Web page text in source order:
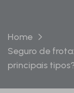
Home
Seguro de
principais